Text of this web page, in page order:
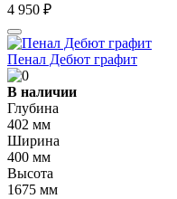
4 950 ₽
Пенал Дебют графит
В наличии
Глубина
402 мм
Ширина
400 мм
Высота
1675 мм